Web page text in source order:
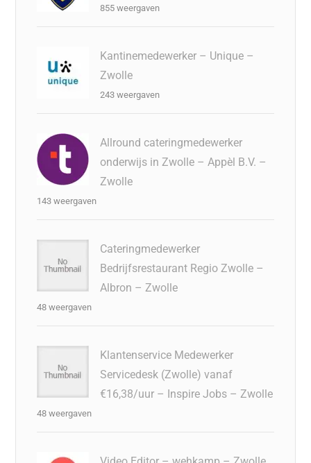
855 weergaven
Kantinemedewerker – Unique –
Zwolle
243 weergaven
Allround cateringmedewerker
onderwijs in Zwolle – Appèl B.V. –
Zwolle
143 weergaven
Cateringmedewerker
Bedrijfsrestaurant Regio Zwolle –
Albron – Zwolle
48 weergaven
Klantenservice Medewerker
Servicedesk (Zwolle) vanaf
€16,38/uur – Inspire Jobs – Zwolle
48 weergaven